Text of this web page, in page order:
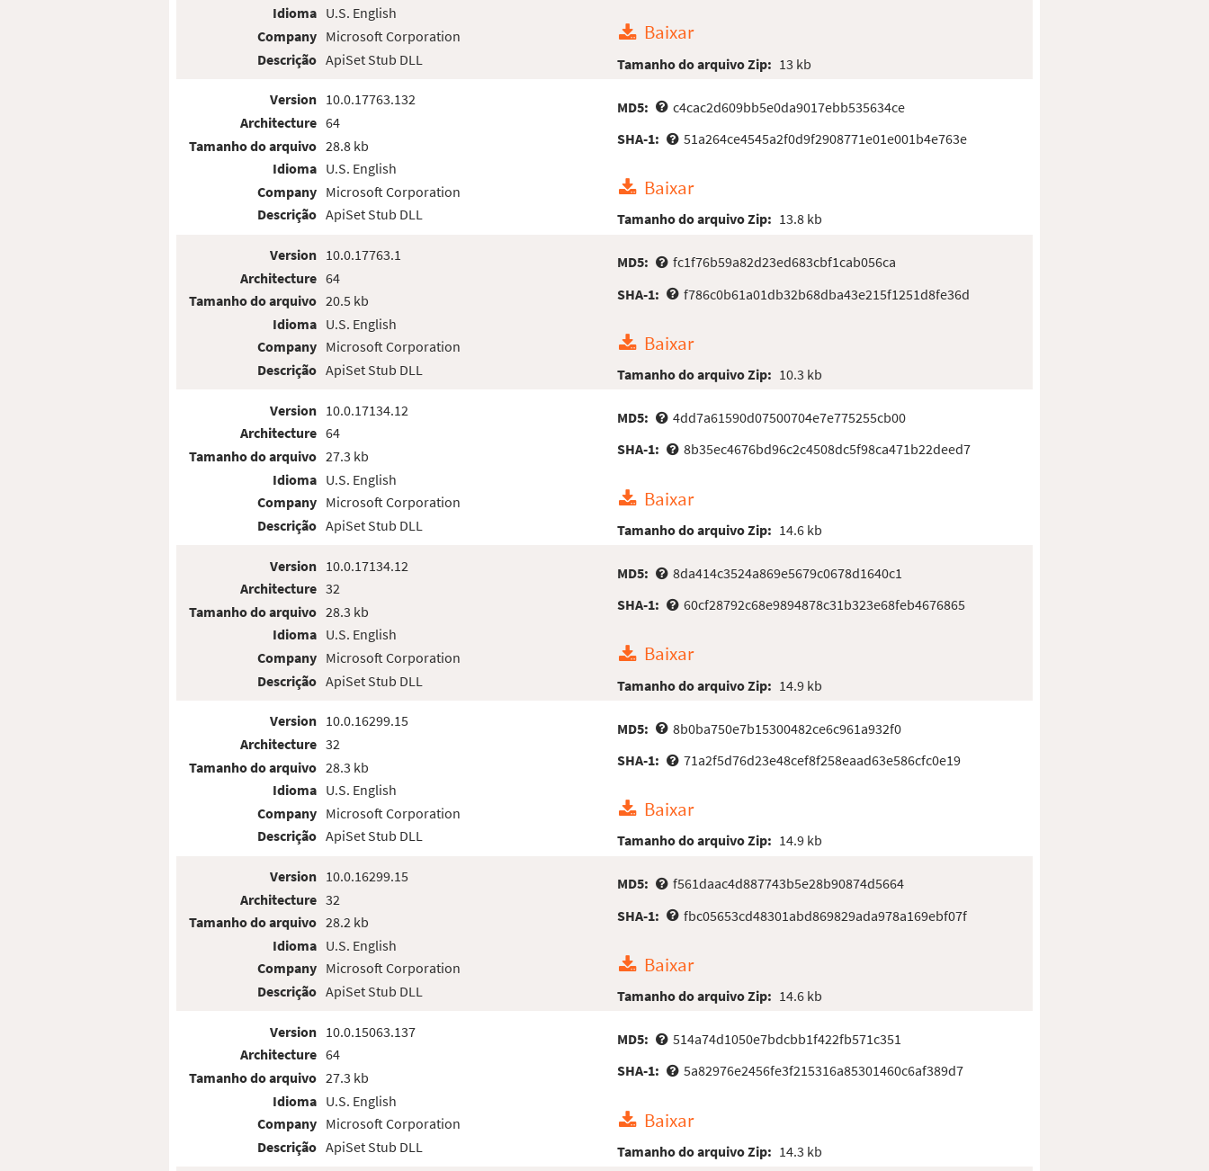
Idioma
Company
Descrição
U.S. English
Microsoft Corporation
ApiSet Stub DLL
Baixar
Tamanho do arquivo Zip: 13 kb
Version
Architecture
Tamanho do arquivo
Idioma
Company
Descrição
10.0.17763.132
64
28.8 kb
U.S. English
Microsoft Corporation
ApiSet Stub DLL
MD5:
c4cac2d609bb5e0da9017ebb535634ce
SHA-1:
51a264ce4545a2f0d9f2908771e01e001b4e763e
Baixar
Tamanho do arquivo Zip: 13.8 kb
Version
Architecture
Tamanho do arquivo
Idioma
Company
Descrição
10.0.17763.1
64
20.5 kb
U.S. English
Microsoft Corporation
ApiSet Stub DLL
MD5:
fc1f76b59a82d23ed683cbf1cab056ca
SHA-1:
f786c0b61a01db32b68dba43e215f1251d8fe36d
Baixar
Tamanho do arquivo Zip: 10.3 kb
Version
Architecture
Tamanho do arquivo
Idioma
Company
Descrição
10.0.17134.12
64
27.3 kb
U.S. English
Microsoft Corporation
ApiSet Stub DLL
MD5:
4dd7a61590d07500704e7e775255cb00
SHA-1:
8b35ec4676bd96c2c4508dc5f98ca471b22deed7
Baixar
Tamanho do arquivo Zip: 14.6 kb
Version
Architecture
Tamanho do arquivo
Idioma
Company
Descrição
10.0.17134.12
32
28.3 kb
U.S. English
Microsoft Corporation
ApiSet Stub DLL
MD5:
8da414c3524a869e5679c0678d1640c1
SHA-1:
60cf28792c68e9894878c31b323e68feb4676865
Baixar
Tamanho do arquivo Zip: 14.9 kb
Version
Architecture
Tamanho do arquivo
Idioma
Company
Descrição
10.0.16299.15
32
28.3 kb
U.S. English
Microsoft Corporation
ApiSet Stub DLL
MD5:
8b0ba750e7b15300482ce6c961a932f0
SHA-1:
71a2f5d76d23e48cef8f258eaad63e586cfc0e19
Baixar
Tamanho do arquivo Zip: 14.9 kb
Version
Architecture
Tamanho do arquivo
Idioma
Company
Descrição
10.0.16299.15
32
28.2 kb
U.S. English
Microsoft Corporation
ApiSet Stub DLL
MD5:
f561daac4d887743b5e28b90874d5664
SHA-1:
fbc05653cd48301abd869829ada978a169ebf07f
Baixar
Tamanho do arquivo Zip: 14.6 kb
Version
Architecture
Tamanho do arquivo
Idioma
Company
Descrição
10.0.15063.137
64
27.3 kb
U.S. English
Microsoft Corporation
ApiSet Stub DLL
MD5:
514a74d1050e7bdcbb1f422fb571c351
SHA-1:
5a82976e2456fe3f215316a85301460c6af389d7
Baixar
Tamanho do arquivo Zip: 14.3 kb